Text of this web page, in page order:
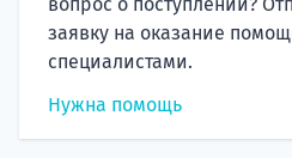
вопрос о поступлении?
заявку на оказание
специалистами.
Нужна помощь